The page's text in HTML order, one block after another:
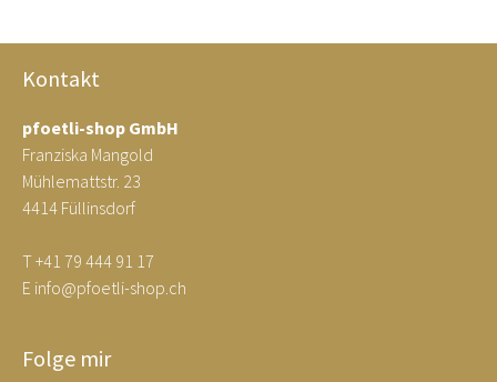
Kontakt
pfoetli-shop GmbH
Franziska Mangold
Mühlemattstr. 23
4414 Füllinsdorf
T+41 79 444 91 17
E info@pfoetli-shop.ch
Folge mir